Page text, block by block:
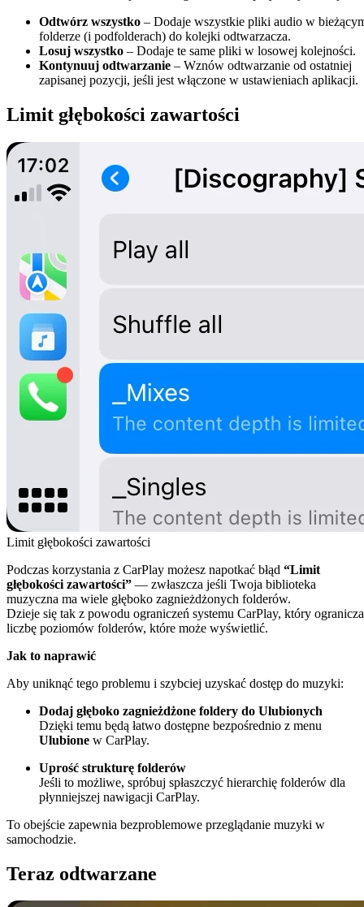
Odtwórz wszystko – Dodaje wszystkie pliki audio w
folderze (i podfolderach) do kolejki odtwarzacza.
Losuj wszystko – Dodaje te same pliki w losowej kolejności.
Kontynuuj odtwarzanie – Wznów odtwarzanie od ostatniej
zapisanej pozycji, jeśli jest włączone w ustawieniach aplikacji.
Limit głębokości zawartości
Limit głębokości zawartości
Podczas korzystania z CarPlay możesz napotkać błąd “Limit
głębokości zawartości” — zwłaszcza jeśli Twoja biblioteka
muzyczna ma wiele głęboko zagnieżdżonych folderów.
Dzieje się tak z powodu ograniczeń systemu CarPlay, który ogranicza
liczbę poziomów folderów, które może wyświetlić.
Jak to naprawić
Aby uniknąć tego problemu i szybciej uzyskać dostęp do muzyki:
Dodaj głęboko zagnieżdżone foldery do Ulubionych
Dzięki temu będą łatwo dostępne bezpośrednio z menu
Ulubione w CarPlay.
Uprość strukturę folderów
Jeśli to możliwe, spróbuj spłaszczyć hierarchię folderów dla
płynniejszej nawigacji CarPlay.
To obejście zapewnia bezproblemowe przeglądanie muzyki w
samochodzie.
Teraz odtwarzane